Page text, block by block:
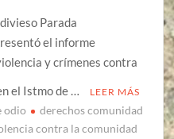
Parada
el informe
y crímenes contra
el Istmo de …
LEER MÁS
odio
derechos comunidad
contra la comunidad